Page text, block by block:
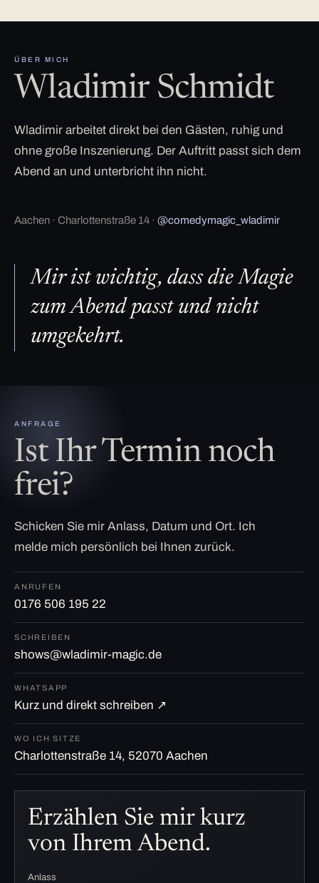
ÜBER MICH
Wladimir Schmidt
Wladimir arbeitet direkt bei den Gästen, ruhig und
ohne große Inszenierung. Der Auftritt passt sich dem
Abend an und unterbricht ihn nicht.
Aachen · Charlottenstraße 14 · @comedymagic_wladimir
Mir ist wichtig, dass die Magie
zum Abend passt und nicht
umgekehrt.
ANFRAGE
Ist Ihr Termin noch
frei?
Schicken Sie mir Anlass, Datum und Ort. Ich
melde mich persönlich bei Ihnen zurück.
ANRUFEN
0176 506 195 22
SCHREIBEN
shows@wladimir-magic.de
WHATSAPP
Kurz und direkt schreiben ↗
WO ICH SITZE
Charlottenstraße 14, 52070 Aachen
Erzählen Sie mir kurz
von Ihrem Abend.
Anlass